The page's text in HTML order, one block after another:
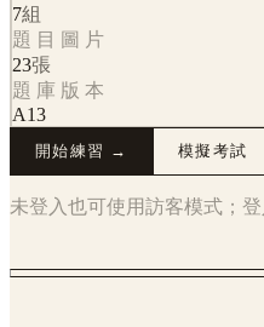
7組
題目圖片
23張
題庫版本
A13
開始練習 → 模擬考試
未登入也可使用訪客模式；